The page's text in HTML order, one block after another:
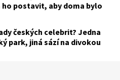
ho postavit, aby doma bylo
českých celebrit? Jedna
park, jiná sází na divokou